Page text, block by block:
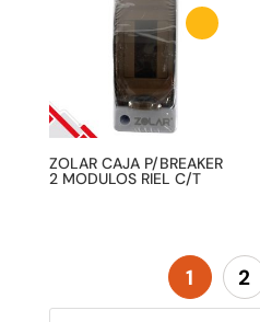
ZOLAR CAJA P/BREAKER
2 MODULOS RIEL C/T
1 2